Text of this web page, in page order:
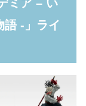
ミア – い
語 -」ライ